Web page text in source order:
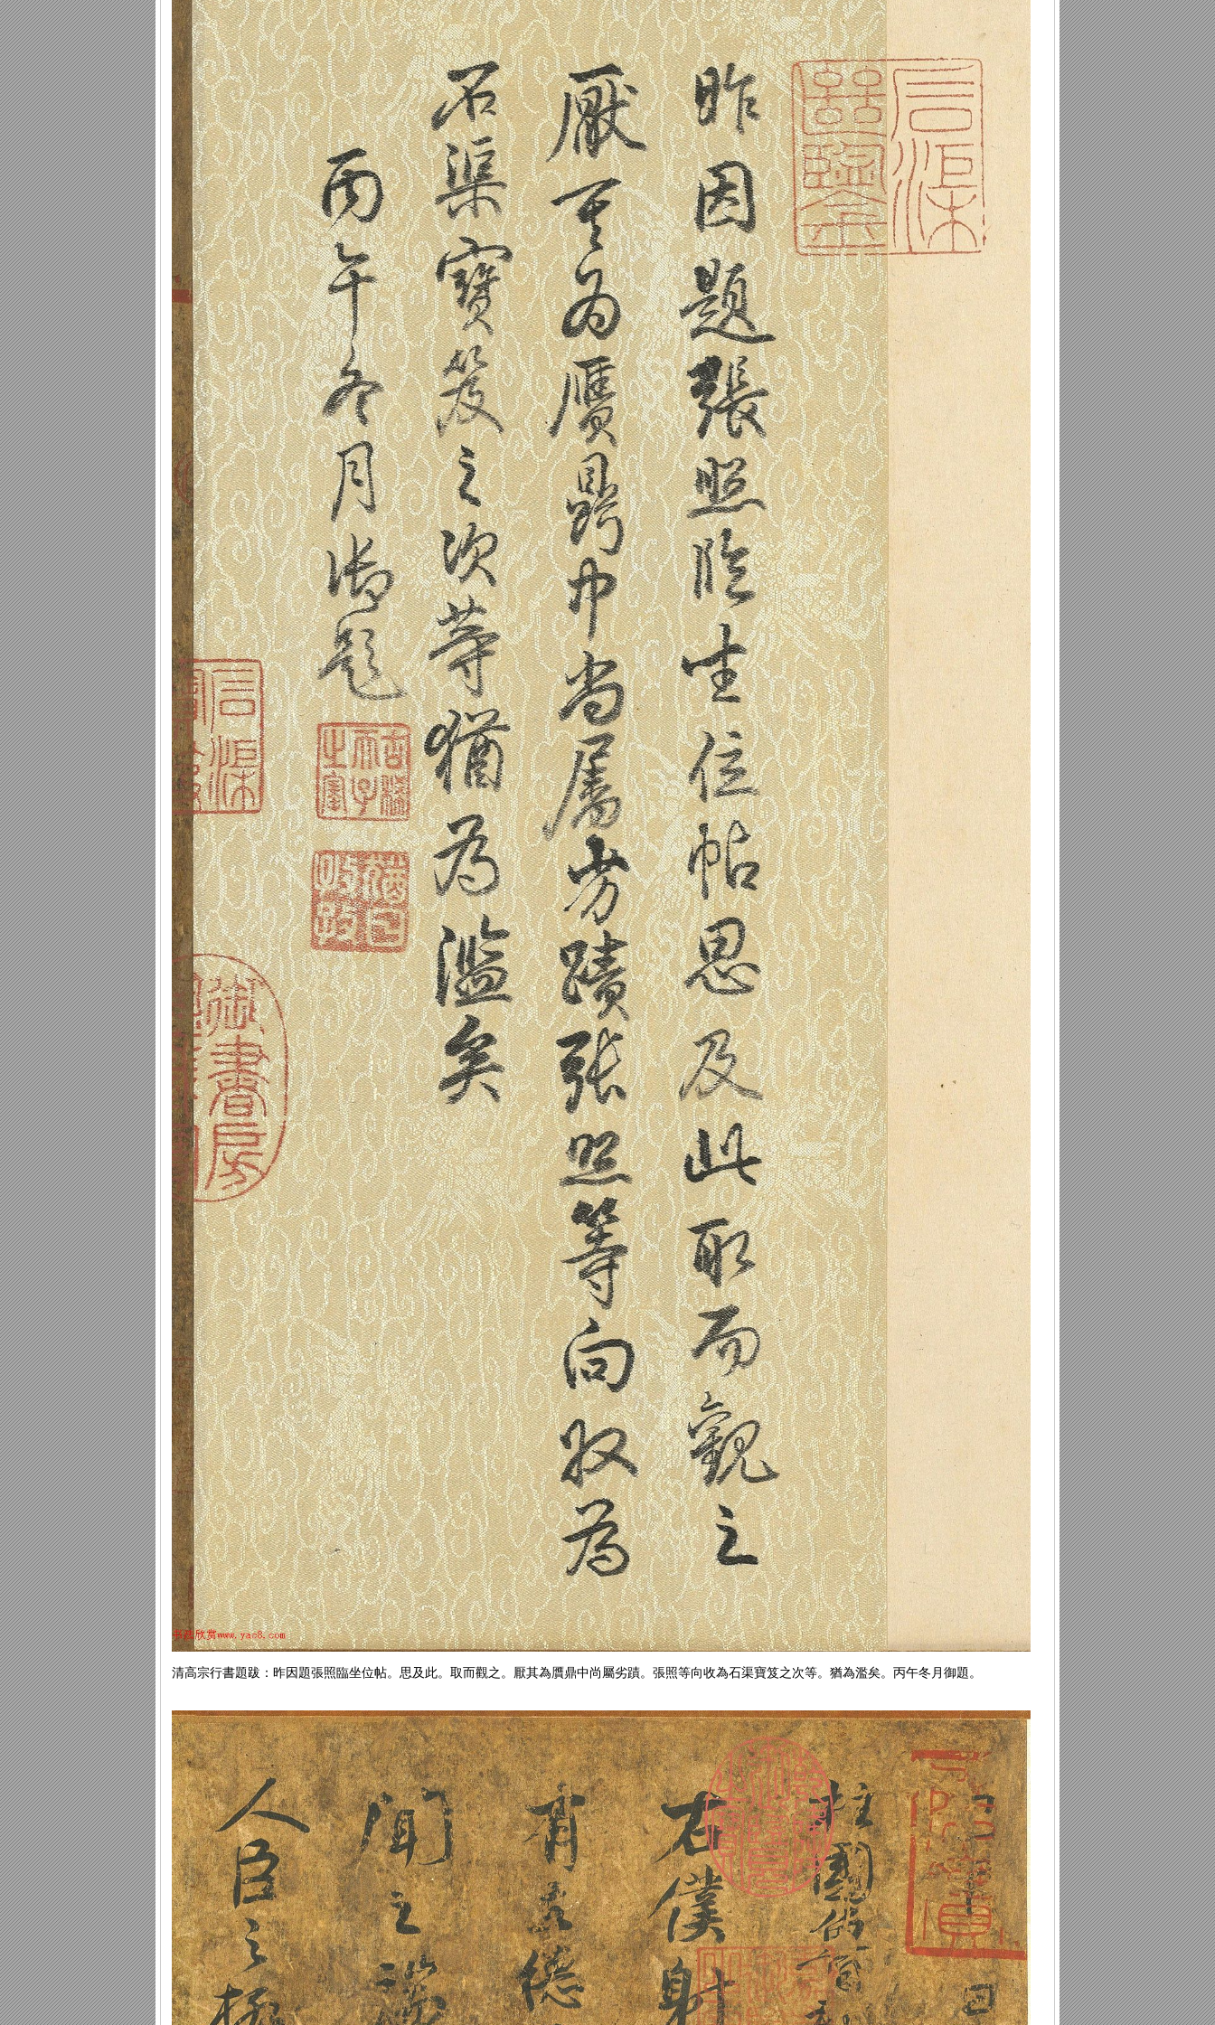
清高宗行書題跋：昨因題張照臨坐位帖。思及此。取而觀之。厭其為贋鼎中尚屬劣蹟。張照等向收為石渠寶笈之次等。猶為濫矣。丙午冬月御題。